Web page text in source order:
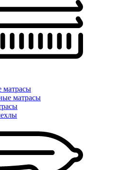
матрасы